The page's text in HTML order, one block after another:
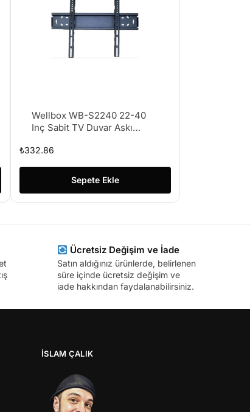
Wellbox WB-S2240 22-40
Inç Sabit TV Duvar Askı
₺332.86
Sepete Ekle
Ücretsiz Değişim ve İade
Satın aldığınız ürünlerde, belirlenen
süre içinde ücretsiz değişim ve
iade hakkından faydalanabilirsiniz.
İSLAM ÇALIK